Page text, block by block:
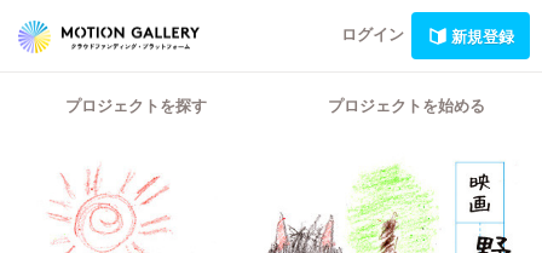
ログイン 新規登録
プロジェクトを探す プロジェクトを始める